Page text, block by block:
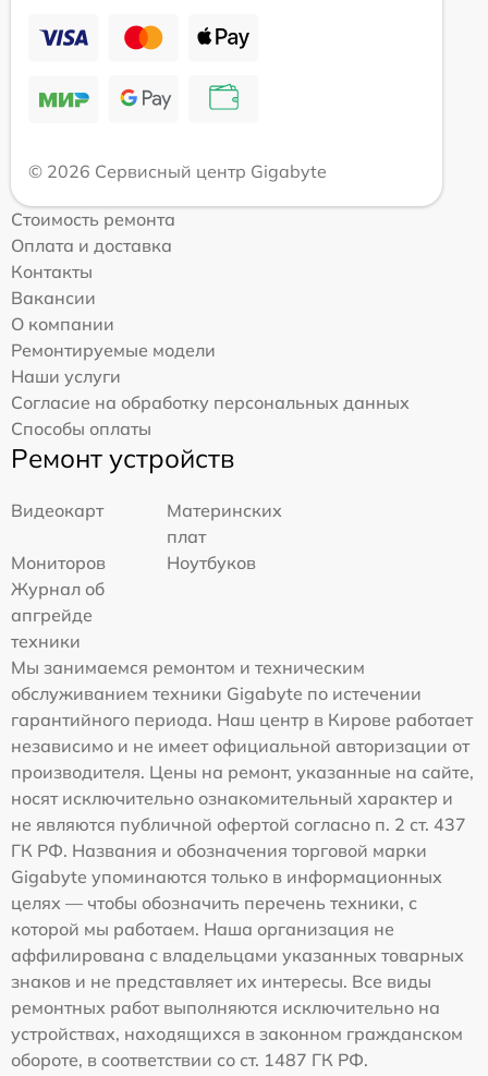
© 2026 Сервисный центр Gigabyte
Стоимость ремонта
Оплата и доставка
Контакты
Вакансии
О компании
Ремонтируемые модели
Наши услуги
Согласие на обработку персональных данных
Способы оплаты
Ремонт устройств
Видеокарт
Материнских
плат
Мониторов
Ноутбуков
Журнал об
апгрейде
техники
Мы занимаемся ремонтом и техническим
обслуживанием техники Gigabyte по истечении
гарантийного периода. Наш центр в Кирове работает
независимо и не имеет официальной авторизации от
производителя. Цены на ремонт, указанные на сайте,
носят исключительно ознакомительный характер и
не являются публичной офертой согласно п. 2 ст. 437
ГК РФ. Названия и обозначения торговой марки
Gigabyte упоминаются только в информационных
целях — чтобы обозначить перечень техники, с
которой мы работаем. Наша организация не
аффилирована с владельцами указанных товарных
знаков и не представляет их интересы. Все виды
ремонтных работ выполняются исключительно на
устройствах, находящихся в законном гражданском
обороте, в соответствии со ст. 1487 ГК РФ.